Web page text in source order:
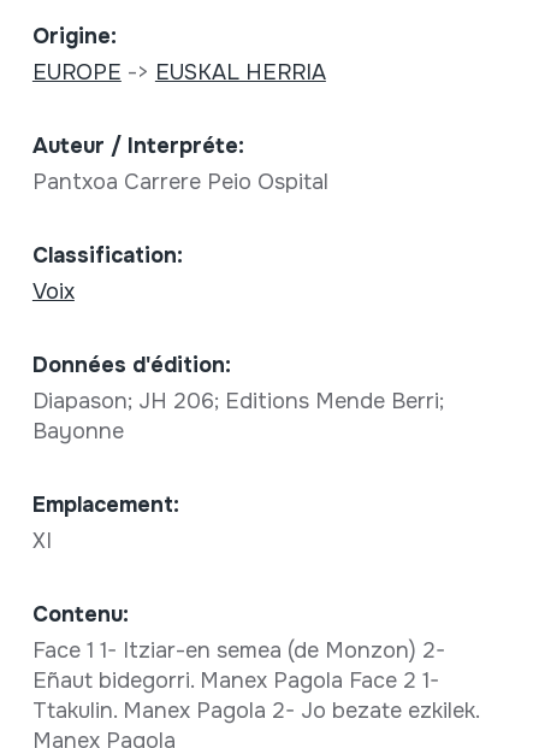
Origine:
EUROPE -> EUSKAL HERRIA
Auteur / Interpréte:
Pantxoa Carrere Peio Ospital
Classification:
Voix
Données d'édition:
Diapason; JH 206; Editions Mende Berri;
Bayonne
Emplacement:
XI
Contenu:
Face 1 1- Itziar-en semea (de Monzon) 2-
Eñaut bidegorri. Manex Pagola Face 2 1-
Ttakulin. Manex Pagola 2- Jo bezate ezkilek.
Manex Pagola